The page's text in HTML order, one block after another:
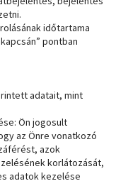
időtartama
pontban
adatait, mint
Ön jogosult
az Önre vonatkozó
azok
korlátozását,
adatok kezelése